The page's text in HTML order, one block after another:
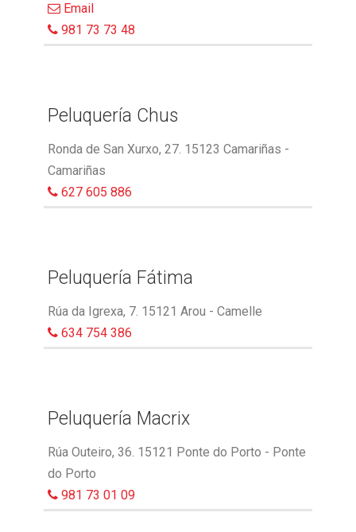
Email
981 73 73 48
Peluquería Chus
Ronda de San Xurxo, 27. 15123 Camariñas -
Camariñas
627 605 886
Peluquería Fátima
Rúa da Igrexa, 7. 15121 Arou - Camelle
634 754 386
Peluquería Macrix
Rúa Outeiro, 36. 15121 Ponte do Porto - Ponte
do Porto
981 73 01 09